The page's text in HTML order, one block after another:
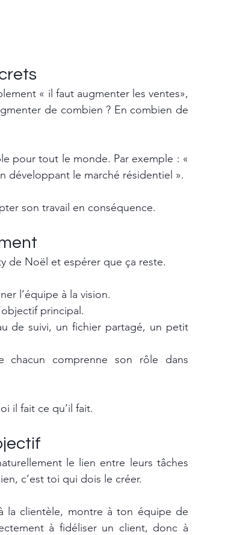
« il faut augmenter les ventes»,
de combien ? En combien de
pour tout le monde. Par exemple : «
développant le marché résidentiel ».
son travail en conséquence.
de Noël et espérer que ça reste.
l’équipe à la vision.
principal.
de suivi, un fichier partagé, un petit
chacun comprenne son rôle dans
il fait ce qu’il fait.
le lien entre leurs tâches
c’est toi qui dois le créer.
la clientèle, montre à ton équipe de
à fidéliser un client, donc à